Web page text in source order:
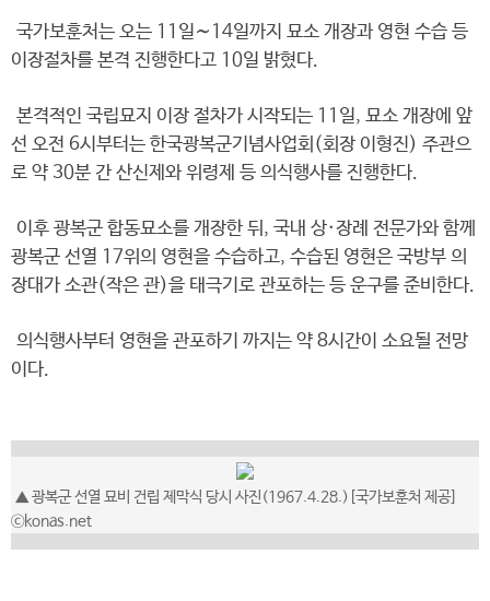
국가보훈처는 오는 11일∼14일까지 묘소 개장과 영현 수습 등
이장절차를 본격 진행한다고 10일 밝혔다.
본격적인 국립묘지 이장 절차가 시작되는 11일, 묘소 개장에 앞
선 오전 6시부터는 한국광복군기념사업회(회장 이형진) 주관으
로 약 30분 간 산신제와 위령제 등 의식행사를 진행한다.
이후 광복군 합동묘소를 개장한 뒤, 국내 상·장례 전문가와 함께
광복군 선열 17위의 영현을 수습하고, 수습된 영현은 국방부 의
장대가 소관(작은 관)을 태극기로 관포하는 등 운구를 준비한다.
의식행사부터 영현을 관포하기 까지는 약 8시간이 소요될 전망
이다.
▲ 광복군 선열 묘비 건립 제막식 당시 사진(1967.4.28.)[국가보훈처 제공]
ⓒkonas.net